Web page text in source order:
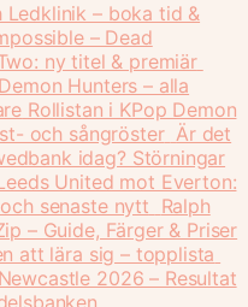
Ledklinik – boka tid &
– Dead
ny titel & premiär
Hunters – alla
Rollistan i KPop Demon
och sångröster Är det
idag? Störningar
United mot Everton:
senaste nytt
Ralph
– Guide, Färger & Priser
att lära sig – topplista
2026 – Resultat